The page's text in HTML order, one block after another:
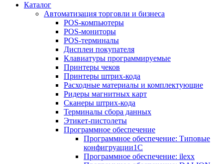
Каталог
Автоматизация торговли и бизнеса
POS-компьютеры
POS-мониторы
POS-терминалы
Дисплеи покупателя
Клавиатуры программируемые
Принтеры чеков
Принтеры штрих-кода
Расходные материалы и комплектующие
Ридеры магнитных карт
Сканеры штрих-кода
Терминалы сбора данных
Этикет-пистолеты
Программное обеспечение
Программное обеспечение: Типовые
конфигруации1С
Программное обеспечение: ilexx